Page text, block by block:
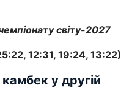
світу-2027
12:31, 19:24, 13:22)
у другій